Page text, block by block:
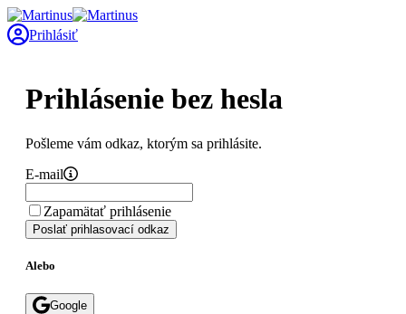
Prihlásiť
Prihlásenie bez hesla
Pošleme vám odkaz, ktorým sa prihlásite.
E-mail
Zapamätať prihlásenie
Poslať prihlasovací odkaz
Alebo
Google